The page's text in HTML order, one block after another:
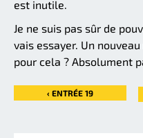
est inutile.
Je ne suis pas sûr de
vais essayer. Un
pour cela ? Absolument
‹ ENTRÉE 19